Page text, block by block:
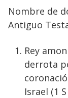
Nombre de
Antiguo
Rey
derrota
Israel (1 S